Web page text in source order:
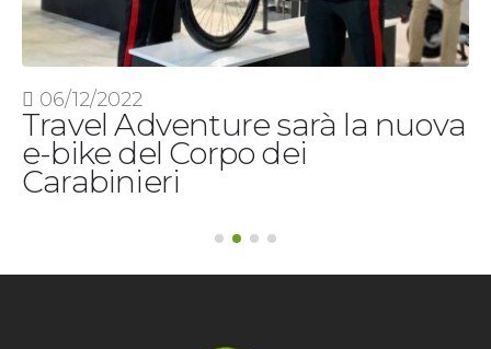
06/12/2022
Travel Adventure sarà la nuova
e-bike del Corpo dei
Carabinieri